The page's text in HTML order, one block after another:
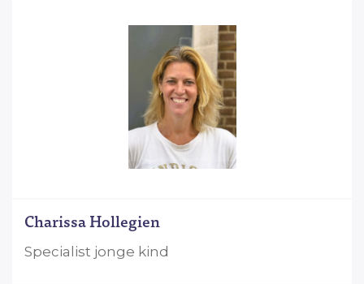
Charissa Hollegien
Specialist jonge kind